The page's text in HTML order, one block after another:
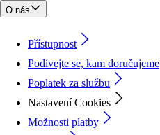
O nás
Přístupnost
Podívejte se, kam doručujeme
Poplatek za službu
Nastavení Cookies
Možnosti platby